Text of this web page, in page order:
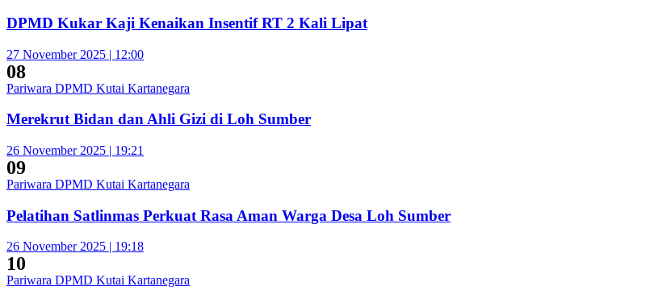
DPMD Kukar Kaji Kenaikan Insentif RT 2 Kali Lipat
27 November 2025 | 12:00
08
Pariwara DPMD Kutai Kartanegara
Merekrut Bidan dan Ahli Gizi di Loh Sumber
26 November 2025 | 19:21
09
Pariwara DPMD Kutai Kartanegara
Pelatihan Satlinmas Perkuat Rasa Aman Warga Desa Loh Sumber
26 November 2025 | 19:18
10
Pariwara DPMD Kutai Kartanegara